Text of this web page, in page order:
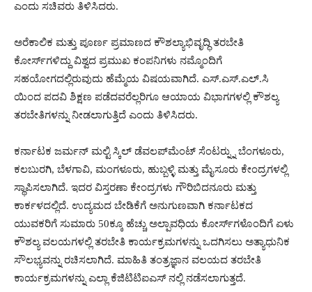
ಎಂದು ಸಚಿವರು ತಿಳಿಸಿದರು.
ಅರೆಕಾಲಿಕ ಮತ್ತು ಪೂರ್ಣ ಪ್ರಮಾಣದ ಕೌಶಲ್ಯಾಭಿವೃದ್ಧಿ ತರಬೇತಿ
ಕೋರ್ಸ್‍ಗಳಿದ್ದು ವಿಶ್ವದ ಪ್ರಮುಖ ಕಂಪನಿಗಳು ನಮ್ಮೊಂದಿಗೆ
ಸಹಯೋಗದಲ್ಲಿರುವುದು ಹೆಮ್ಮೆಯ ವಿಷಯವಾಗಿದೆ. ಎಸ್.ಎಸ್.ಎಲ್.ಸಿ
ಯಿಂದ ಪದವಿ ಶಿಕ್ಷಣ ಪಡೆದವರೆಲ್ಲರಿಗೂ ಆಯಾಯ ವಿಭಾಗಗಳಲ್ಲಿ ಕೌಶಲ್ಯ
ತರಬೇತಿಗಳನ್ನು ನೀಡಲಾಗುತ್ತಿದೆ ಎಂದು ತಿಳಿಸಿದರು.
ಕರ್ನಾಟಕ ಜರ್ಮನ್ ಮಲ್ಟಿ ಸ್ಕಿಲ್ ಡೆವಲಪ್‍ಮೆಂಟ್ ಸೆಂಟರ್‍ನ್ನು ಬೆಂಗಳೂರು,
ಕಲಬುರಗಿ, ಬೆಳಗಾವಿ, ಮಂಗಳೂರು, ಹುಬ್ಬಳ್ಳಿ ಮತ್ತು ಮೈಸೂರು ಕೇಂದ್ರಗಳಲ್ಲಿ
ಸ್ಥಾಪಿಸಲಾಗಿದೆ. ಇದರ ವಿಸ್ತರಣಾ ಕೇಂದ್ರಗಳು ಗೌರಿಬಿದನೂರು ಮತ್ತು
ಕಾರ್ಕಳದಲ್ಲಿದೆ. ಉದ್ಯಮದ ಬೇಡಿಕೆಗೆ ಅನುಗುಣವಾಗಿ ಕರ್ನಾಟಕದ
ಯುವಕರಿಗೆ ಸುಮಾರು 50ಕ್ಕೂ ಹೆಚ್ಚು ಅಲ್ಪಾವಧಿಯ ಕೋರ್ಸ್‍ಗಳೊಂದಿಗೆ ಏಳು
ಕೌಶಲ್ಯ ವಲಯಗಳಲ್ಲಿ ತರಬೇತಿ ಕಾರ್ಯಕ್ರಮಗಳನ್ನು ಒದಗಿಸಲು ಅತ್ಯಾಧುನಿಕ
ಸೌಲಭ್ಯವನ್ನು ರಚಿಸಲಾಗಿದೆ. ಮಾಹಿತಿ ತಂತ್ರಜ್ಞಾನ ವಲಯದ ತರಬೇತಿ
ಕಾರ್ಯಕ್ರಮಗಳನ್ನು ಎಲ್ಲಾ ಕೆಜಿಟಿಟಿಐಎಸ್ ನಲ್ಲಿ ನಡೆಸಲಾಗುತ್ತದೆ.